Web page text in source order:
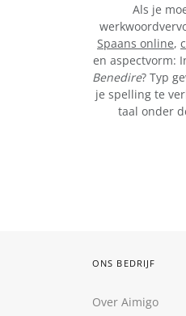
Als je
Spaans online,
en aspectvorm:
Benedire? Typ
je spelling te
taal onder
ONS BEDRIJF
Over Aimigo